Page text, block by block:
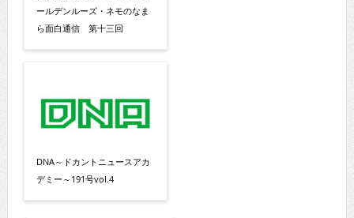
ールデンルーズ・ネモのなま
ら面白通信 第十三回
DNA～ドカントニュースアカ
デミー～191号vol.4